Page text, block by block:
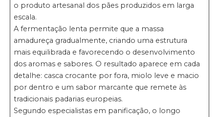
o produto artesanal dos pães produzidos em larga
escala.
A fermentação lenta permite que a massa
amadureça gradualmente, criando uma estrutura
mais equilibrada e favorecendo o desenvolvimento
dos aromas e sabores. O resultado aparece em cada
detalhe: casca crocante por fora, miolo leve e macio
por dentro e um sabor marcante que remete às
tradicionais padarias europeias.
Segundo especialistas em panificação, o longo